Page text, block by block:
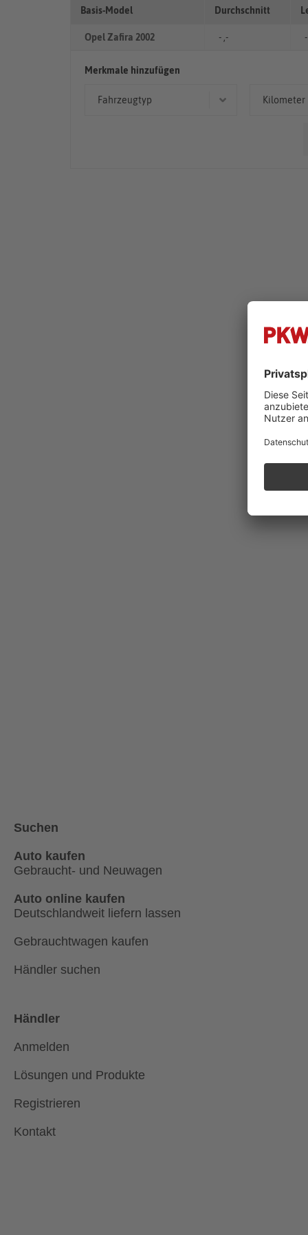
Basis-Model Durchschnitt
Opel Zafira 2002 - ,- -
Merkmale hinzufügen
Fahrzeugtyp Kilometer
Suchen
Auto kaufen
Gebraucht- und Neuwagen
Auto online kaufen
Deutschlandweit liefern lassen
Gebrauchtwagen kaufen
Händler suchen
Händler
Anmelden
Lösungen und Produkte
Registrieren
Kontakt